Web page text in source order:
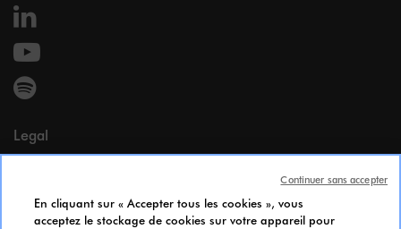
Legal
Mentions légales
Cookie Policy
En cliquant sur « Accepter tous les cookies », vous
acceptez le stockage de cookies sur votre appareil pour
Continuer sans accepter